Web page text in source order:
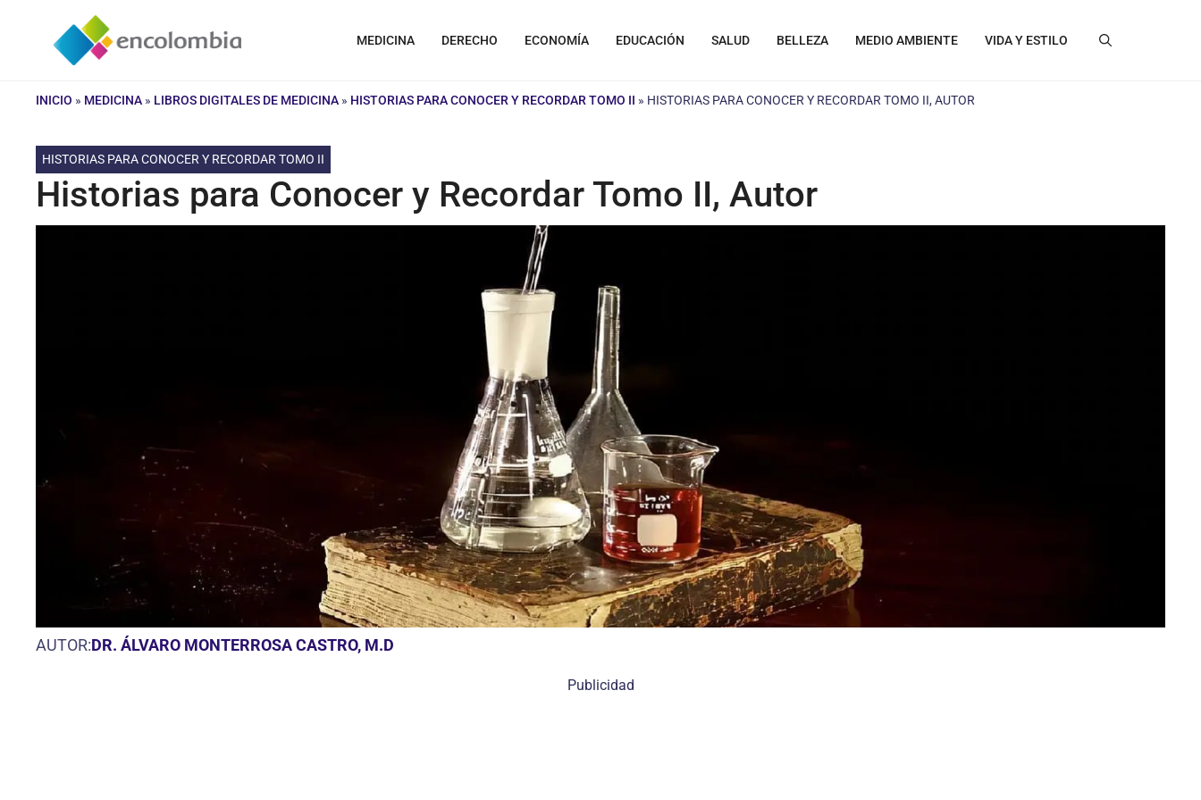
contenido
MEDICINA DERECHO ECONOMÍA EDUCACIÓN SALUD BELLEZA MEDIO AMBIENTE VIDA Y ESTILO
INICIO » MEDICINA » LIBROS DIGITALES DE MEDICINA » HISTORIAS PARA CONOCER Y RECORDAR TOMO II » HISTORIAS PARA CONOCER Y RECORDAR TOMO II, AUTOR
HISTORIAS PARA CONOCER Y RECORDAR TOMO II
Historias para Conocer y Recordar Tomo II, Autor
AUTOR:DR. ÁLVARO MONTERROSA CASTRO, M.D
Publicidad